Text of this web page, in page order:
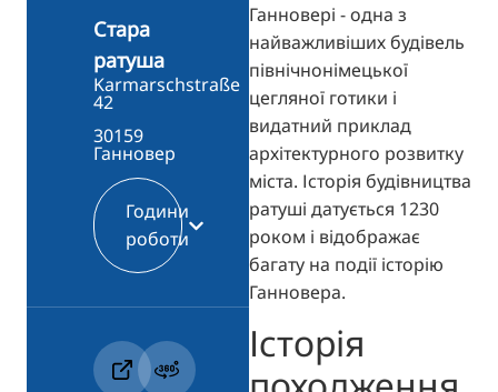
Ганновері - одна з
найважливіших будівель
північнонімецької
цегляної готики і
видатний приклад
архітектурного розвитку
міста. Історія будівництва
ратуші датується 1230
роком і відображає
багату на події історію
Ганновера.
Історія
Стара
ратуша
Karmarschstraße
42
30159
Ганновер
Години
роботи